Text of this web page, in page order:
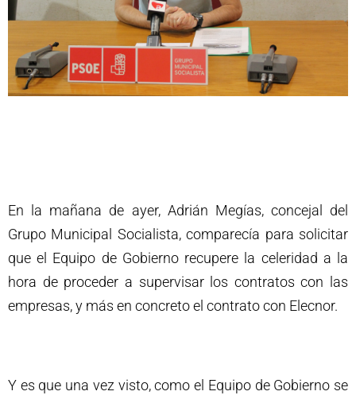
En la mañana de ayer, Adrián Megías, concejal del
Grupo Municipal Socialista, comparecía para solicitar
que el Equipo de Gobierno recupere la celeridad a la
hora de proceder a supervisar los contratos con las
empresas, y más en concreto el contrato con Elecnor.
Y es que una vez visto, como el Equipo de Gobierno se